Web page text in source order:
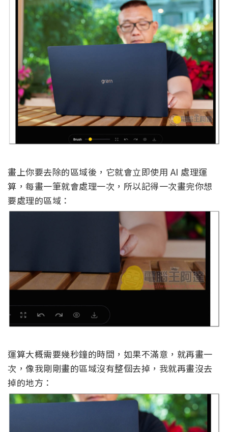
畫上你要去除的區域後，它就會立即使用 AI 處理運
算，每畫一筆就會處理一次，所以記得一次畫完你想
要處理的區域：
運算大概需要幾秒鐘的時間，如果不滿意，就再畫一
次，像我剛剛畫的區域沒有整個去掉，我就再畫沒去
掉的地方：